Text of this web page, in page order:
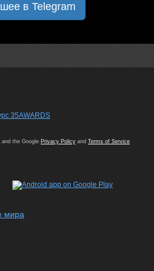
в Telegram
35AWARDS
the Google Privacy Policy and Terms of Service
мира